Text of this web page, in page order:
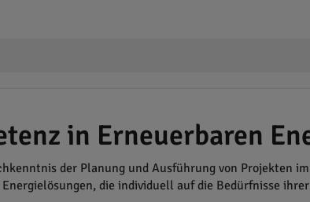
in Erneuerbaren
der Planung und Ausführung von Projekten
die individuell auf die Bedürfnisse